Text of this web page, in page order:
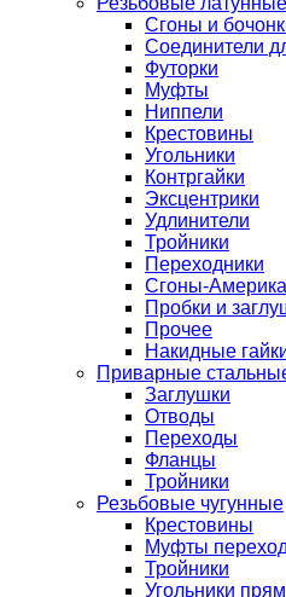
Сгоны и
Соединители
Футорки
Муфты
Ниппели
Крестовины
Угольники
Контргайки
Эксцентрики
Удлинители
Тройники
Переходники
Сгоны-
Пробки и
Прочее
Накидные
Приварные
Заглушки
Отводы
Переходы
Фланцы
Тройники
Резьбовые чугунные
Крестовины
Муфты
Тройники
Угольники